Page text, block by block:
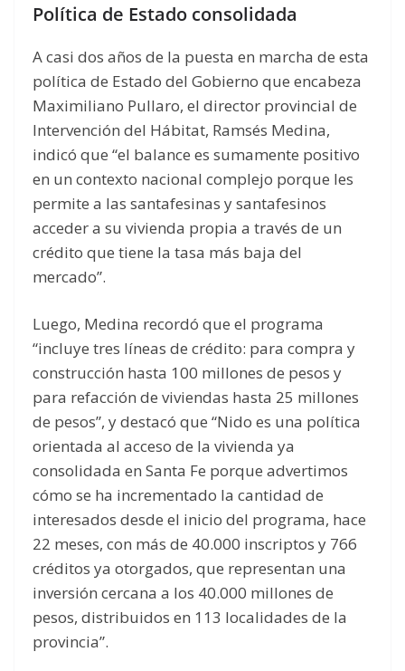
Política de Estado consolidada
A casi dos años de la puesta en marcha de esta
política de Estado del Gobierno que encabeza
Maximiliano Pullaro, el director provincial de
Intervención del Hábitat, Ramsés Medina,
indicó que “el balance es sumamente positivo
en un contexto nacional complejo porque les
permite a las santafesinas y santafesinos
acceder a su vivienda propia a través de un
crédito que tiene la tasa más baja del
mercado”.
Luego, Medina recordó que el programa
“incluye tres líneas de crédito: para compra y
construcción hasta 100 millones de pesos y
para refacción de viviendas hasta 25 millones
de pesos”, y destacó que “Nido es una política
orientada al acceso de la vivienda ya
consolidada en Santa Fe porque advertimos
cómo se ha incrementado la cantidad de
interesados desde el inicio del programa, hace
22 meses, con más de 40.000 inscriptos y 766
créditos ya otorgados, que representan una
inversión cercana a los 40.000 millones de
pesos, distribuidos en 113 localidades de la
provincia”.